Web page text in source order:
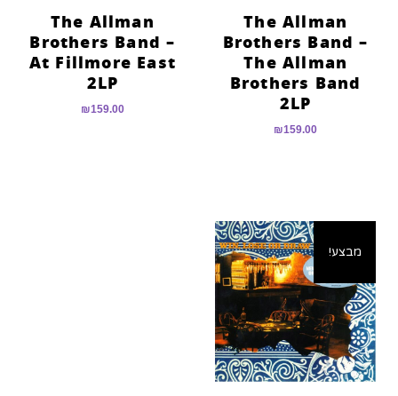
The Allman
Brothers Band –
The Allman
Brothers Band
2LP
₪159.00
The Allman
Brothers Band –
At Fillmore East
2LP
₪159.00
מבצע!